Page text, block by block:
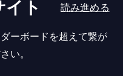
ト 読み進める
ーボードを超えて繋が
い。